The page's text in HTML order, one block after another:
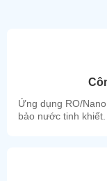
Ứng dụng RO/
bảo nước tinh khiết.